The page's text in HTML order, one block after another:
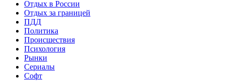
Отдых в России
Отдых за границей
ПДД
Политика
Происшествия
Психология
Рынки
Сериалы
Софт